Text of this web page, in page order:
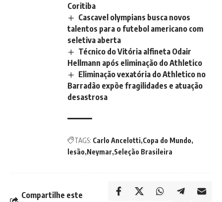
Coritiba
Cascavel olympians busca novos
talentos para o futebol americano com
seletiva aberta
Técnico do Vitória alfineta Odair
Hellmann após eliminação do Athletico
Eliminação vexatória do Athletico no
Barradão expõe fragilidades e atuação
desastrosa
TAGS: Carlo Ancelotti Copa do Mundo
lesão Neymar Seleção Brasileira
Compartilhe este